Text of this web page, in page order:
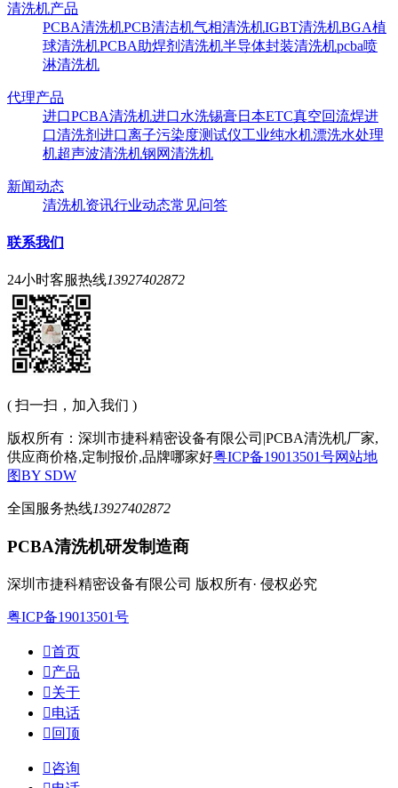
清洗机产品
PCBA清洗机PCB清洁机气相清洗机IGBT清洗机BGA植
球清洗机PCBA助焊剂清洗机半导体封装清洗机pcba喷
淋清洗机
代理产品
进口PCBA清洗机进口水洗锡膏 日本ETC真空回流焊进
口清洗剂 进口离子污染度测试仪工业纯水机漂洗水处理
机超声波清洗机钢网清洗机
新闻动态
清洗机资讯行业动态常见问答
联系我们
24小时客服热线13927402872
( 扫一扫，加入我们 )
版权所有：深圳市捷科精密设备有限公司|PCBA清洗机厂家,
供应商价格,定制报价,品牌哪家好粤ICP备19013501号网站地
图BY SDW
全国服务热线13927402872
PCBA清洗机研发制造商
深圳市捷科精密设备有限公司 版权所有· 侵权必究
粤ICP备19013501号
首页
产品
关于
电话
 回顶
咨询